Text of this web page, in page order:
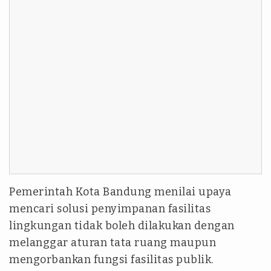
Pemerintah Kota Bandung menilai upaya
mencari solusi penyimpanan fasilitas
lingkungan tidak boleh dilakukan dengan
melanggar aturan tata ruang maupun
mengorbankan fungsi fasilitas publik.